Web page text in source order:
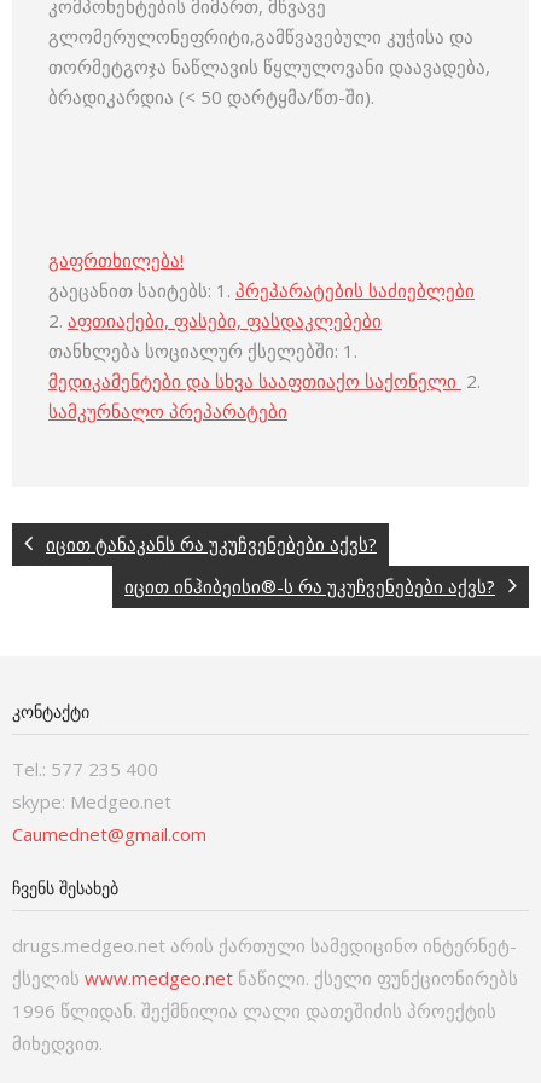
კომპონენტების მიმართ, მწვავე
გლომერულონეფრიტი,გამწვავებული კუჭისა და
თორმეტგოჯა ნაწლავის წყლულოვანი დაავადება,
ბრადიკარდია (< 50 დარტყმა/წთ-ში).
გაფრთხილება!
გაეცანით საიტებს: 1. პრეპარატების საძიებლები
2. აფთიაქები, ფასები, ფასდაკლებები
თანხლება სოციალურ ქსელებში: 1.
მედიკამენტები და სხვა სააფთიაქო საქონელი 2.
სამკურნალო პრეპარატები
იცით ტანაკანს რა უკუჩვენებები აქვს?
იცით ინჰიბეისი®-ს რა უკუჩვენებები აქვს?
ᲙᲝᲜᲢᲐᲥᲢᲘ
Tel.: 577 235 400
skype: Medgeo.net
Caumednet@gmail.com
ᲩᲕᲔᲜᲡ ᲨᲔᲡᲐᲮᲔᲑ
drugs.medgeo.net არის ქართული სამედიცინო ინტერნეტ-
ქსელის www.medgeo.net ნაწილი. ქსელი ფუნქციონირებს
1996 წლიდან. შექმნილია ლალი დათეშიძის პროექტის
მიხედვით.